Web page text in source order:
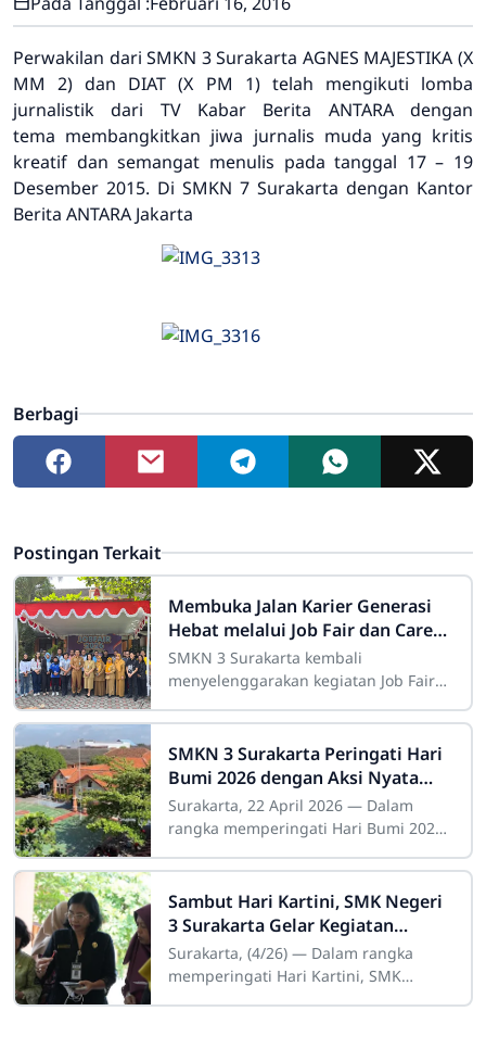
Perwakilan dari SMKN 3 Surakarta AGNES MAJESTIKA (X
MM 2) dan DIAT (X PM 1) telah mengikuti lomba
jurnalistik dari TV Kabar Berita ANTARA dengan
tema membangkitkan jiwa jurnalis muda yang kritis
kreatif dan semangat menulis pada tanggal 17 – 19
Desember 2015. Di SMKN 7 Surakarta dengan Kantor
Berita ANTARA Jakarta
Berbagi
Postingan Terkait
Membuka Jalan Karier Generasi
Hebat melalui Job Fair dan Career
Expo 2026
SMKN 3 Surakarta kembali
menyelenggarakan kegiatan Job Fair
menjembatani lulusan dengan dunia
kerja dan dunia
SMKN 3 Surakarta Peringati Hari
Bumi 2026 dengan Aksi Nyata
Peduli Lingkungan
Surakarta, 22 April 2026 — Dalam
rangka memperingati Hari Bumi 2026,
pelestarian lingkungan sebagai wujud
nyata
Sambut Hari Kartini, SMK Negeri
3 Surakarta Gelar Kegiatan
Kokurikuler Kreatif
Surakarta, (4/26) — Dalam rangka
memperingati Hari Kartini, SMK